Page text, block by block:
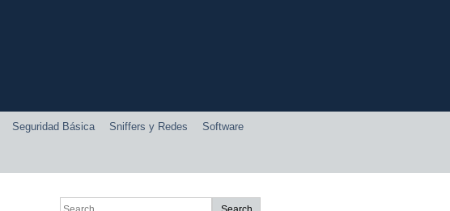
Seguridad Básica Sniffers y Redes Software